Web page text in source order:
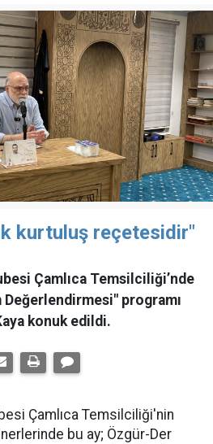
kurtuluş reçetesidir"
Çamlıca Temsilciliği’nde
programı
konuk edildi.
Çamlıca Temsilciliği'nin
bu ay; Özgür-Der